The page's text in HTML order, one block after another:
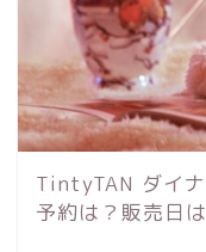
TintyTAN ダイナ
予約は？販売日